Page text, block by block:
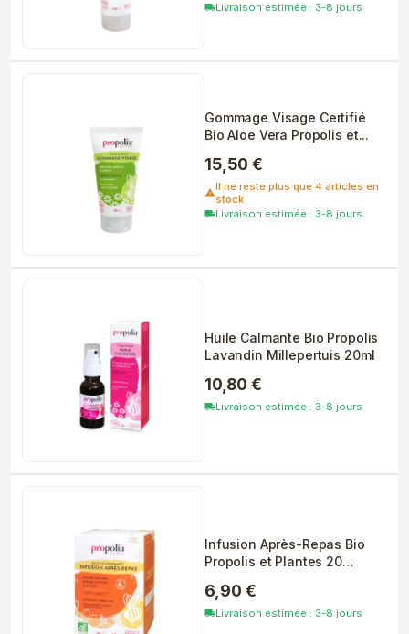
local_shippingLivraison estimée : 3-8 jours
Gommage Visage Certifié
Bio Aloe Vera Propolis et...
15,50 €
warningIl ne reste plus que 4 articles en
stock
local_shippingLivraison estimée : 3-8 jours
Huile Calmante Bio Propolis
Lavandin Millepertuis 20ml
10,80 €
local_shippingLivraison estimée : 3-8 jours
Infusion Après-Repas Bio
Propolis et Plantes 20
6,90 €
local_shippingLivraison estimée : 3-8 jours